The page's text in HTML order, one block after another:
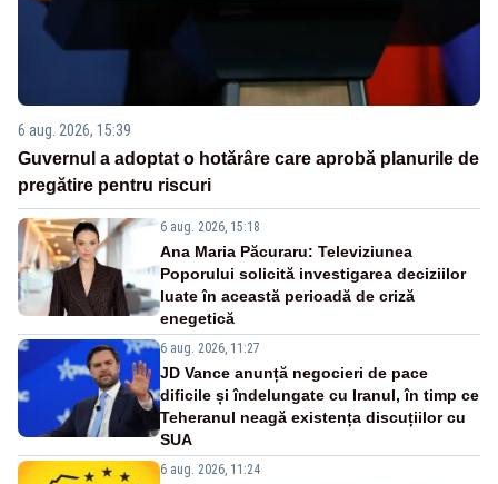
6 aug. 2026, 15:39
Guvernul a adoptat o hotărâre care aprobă planurile de
pregătire pentru riscuri
6 aug. 2026, 15:18
Ana Maria Păcuraru: Televiziunea
Poporului solicită investigarea deciziilor
luate în această perioadă de criză
enegetică
6 aug. 2026, 11:27
JD Vance anunță negocieri de pace
dificile și îndelungate cu Iranul, în timp ce
Teheranul neagă existența discuțiilor cu
SUA
6 aug. 2026, 11:24